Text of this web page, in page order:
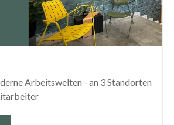
Arbeitswelten - an 3 Standorten